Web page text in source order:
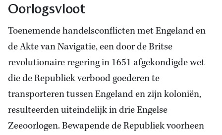
Oorlogsvloot
Toenemende handelsconflicten met Engeland en
de Akte van Navigatie, een door de Britse
revolutionaire regering in 1651 afgekondigde wet
die de Republiek verbood goederen te
transporteren tussen Engeland en zijn koloniën,
resulteerden uiteindelijk in drie Engelse
Zeeoorlogen. Bewapende de Republiek voorheen